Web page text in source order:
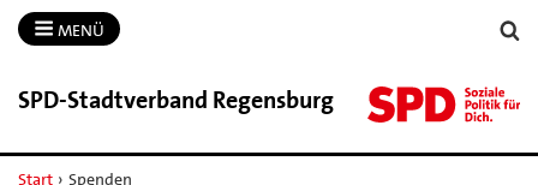
MENÜ
SPD-​Stadtverband Regensburg
Start › Spenden